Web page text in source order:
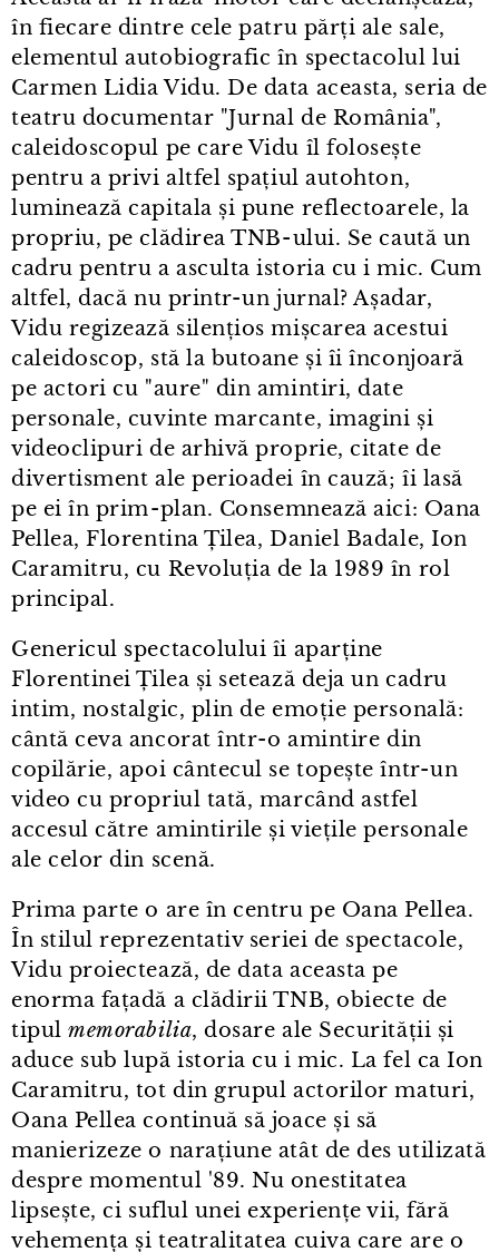
în fiecare dintre cele patru părți ale sale,
elementul autobiografic în spectacolul lui
Carmen Lidia Vidu. De data aceasta, seria de
teatru documentar "Jurnal de România",
caleidoscopul pe care Vidu îl folosește
pentru a privi altfel spațiul autohton,
luminează capitala și pune reflectoarele, la
propriu, pe clădirea TNB⁠-⁠ului. Se caută un
cadru pentru a asculta istoria cu i mic. Cum
altfel, dacă nu printr⁠-⁠un jurnal? Așadar,
Vidu regizează silențios mișcarea acestui
caleidoscop, stă la butoane și îi înconjoară
pe actori cu "aure" din amintiri, date
personale, cuvinte marcante, imagini și
videoclipuri de arhivă proprie, citate de
divertisment ale perioadei în cauză; îi lasă
pe ei în prim⁠-⁠plan. Consemnează aici: Oana
Pellea, Florentina Țilea, Daniel Badale, Ion
Caramitru, cu Revoluția de la 1989 în rol
principal.
Genericul spectacolului îi aparține
Florentinei Țilea și setează deja un cadru
intim, nostalgic, plin de emoție personală:
cântă ceva ancorat într⁠-⁠o amintire din
copilărie, apoi cântecul se topește într⁠-⁠un
video cu propriul tată, marcând astfel
accesul către amintirile și viețile personale
ale celor din scenă.
Prima parte o are în centru pe Oana Pellea.
În stilul reprezentativ seriei de spectacole,
Vidu proiectează, de data aceasta pe
enorma fațadă a clădirii TNB, obiecte de
tipulmemorabilia, dosare ale Securității și
aduce sub lupă istoria cu i mic. La fel ca Ion
Caramitru, tot din grupul actorilor maturi,
Oana Pellea continuă să joace și să
manierizeze o narațiune atât de des utilizată
despre momentul '89. Nu onestitatea
lipsește, ci suflul unei experiențe vii, fără
vehemența și teatralitatea cuiva care are o